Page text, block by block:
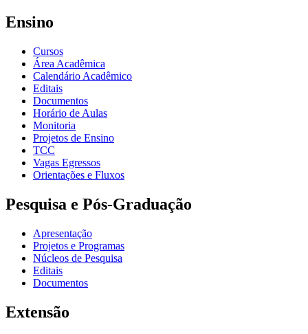
Ensino
Cursos
Área Acadêmica
Calendário Acadêmico
Editais
Documentos
Horário de Aulas
Monitoria
Projetos de Ensino
TCC
Vagas Egressos
Orientações e Fluxos
Pesquisa e Pós-Graduação
Apresentação
Projetos e Programas
Núcleos de Pesquisa
Editais
Documentos
Extensão